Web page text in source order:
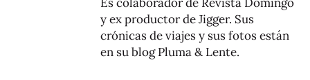
y ex productor de Jigger. Sus
crónicas de viajes y sus fotos están
en su blogPluma & Lente.